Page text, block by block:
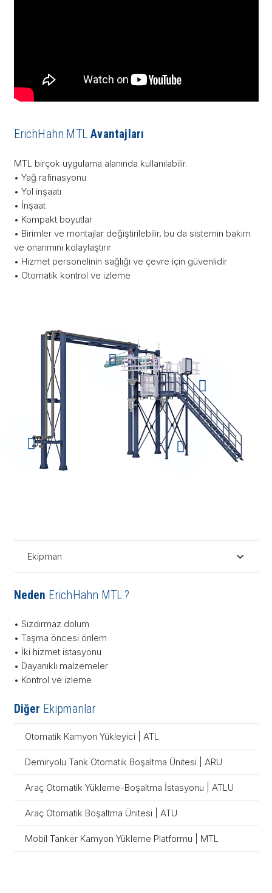
ErichHahn MTL Avantajları
MTL birçok uygulama alanında kullanılabilir.
• Yağ rafinasyonu
• Yol inşaatı
• İnşaat
• Kompakt boyutlar
• Birimler ve montajlar değiştirilebilir, bu da sistemin bakım
ve onarımını kolaylaştırır
• Hizmet personelinin sağlığı ve çevre için güvenlidir
• Otomatik kontrol ve izleme
Ekipman
Neden ErichHahn MTL ?
• Sızdırmaz dolum
• Taşma öncesi önlem
• İki hizmet istasyonu
• Dayanıklı malzemeler
• Kontrol ve izleme
Diğer Ekipmanlar
Otomatik Kamyon Yükleyici | ATL
Demiryolu Tank Otomatik Boşaltma Ünitesi | ARU
Araç Otomatik Yükleme-Boşaltma İstasyonu | ATLU
Araç Otomatik Boşaltma Ünitesi | ATU
Mobil Tanker Kamyon Yükleme Platformu | MTL